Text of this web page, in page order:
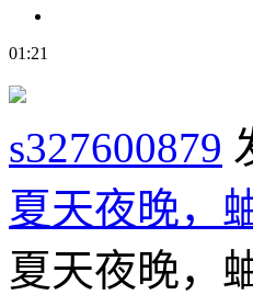
01:21
s327600879
夏天夜晚，
夏天夜晚，